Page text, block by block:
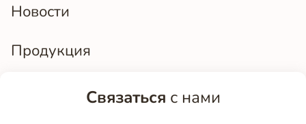
Новости
Продукция
Связаться с нами